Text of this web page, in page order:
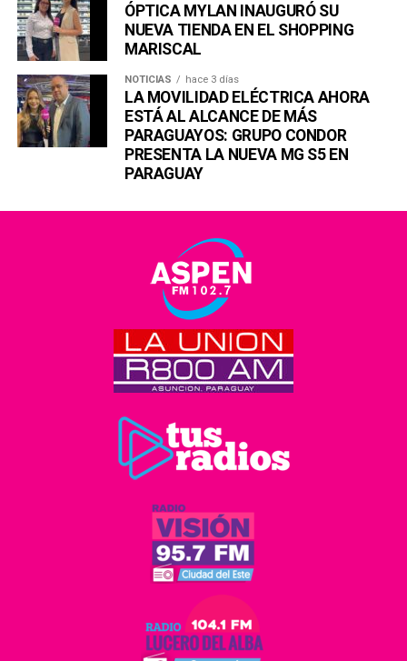
ÓPTICA MYLAN INAUGURÓ SU
NUEVA TIENDA EN EL SHOPPING
MARISCAL
NOTICIAS hace 3 días
LA MOVILIDAD ELÉCTRICA AHORA
ESTÁ AL ALCANCE DE MÁS
PARAGUAYOS: GRUPO CONDOR
PRESENTA LA NUEVA MG S5 EN
PARAGUAY